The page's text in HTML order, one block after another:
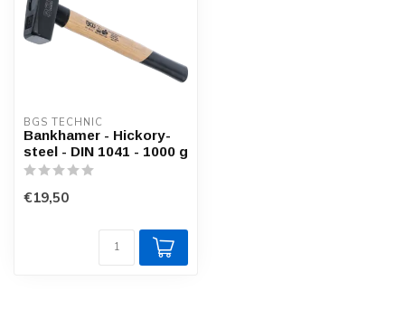
BGS TECHNIC
Bankhamer - Hickory-
steel - DIN 1041 - 1000 g
€19,50